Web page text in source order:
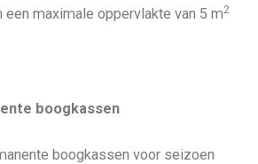
een maximale oppervlakte van 5 m2
boogkassen
boogkassen voor seizoen